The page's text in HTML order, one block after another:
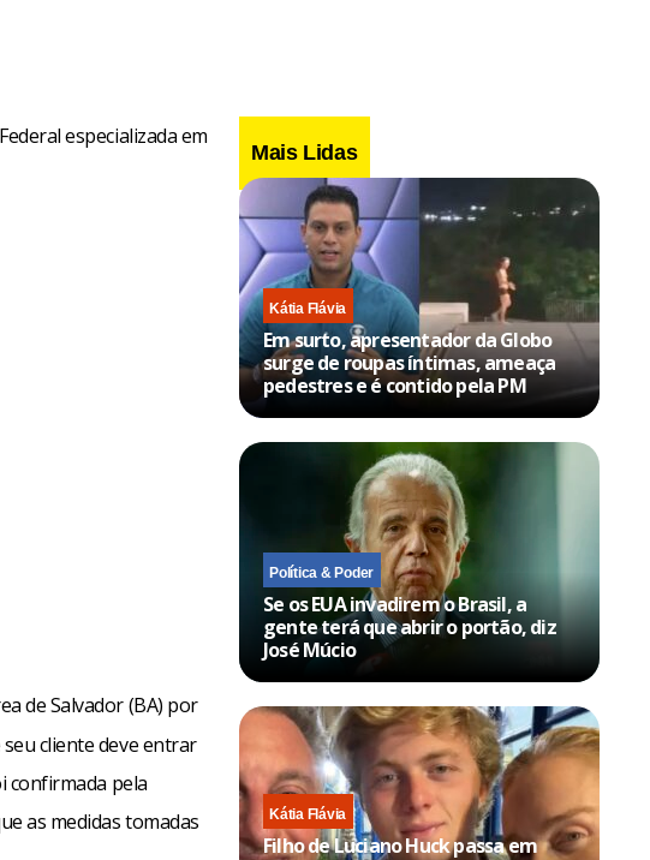
especializada em
de Salvador (BA) por
cliente deve entrar
confirmada pela
as medidas tomadas
Mais Lidas
Kátia Flávia
Em surto, apresentador da Globo
surge de roupas íntimas, ameaça
pedestres e é contido pela PM
Política & Poder
Se os EUA invadirem o Brasil, a
gente terá que abrir o portão, diz
José Múcio
Kátia Flávia
Filho de Luciano Huck passa em